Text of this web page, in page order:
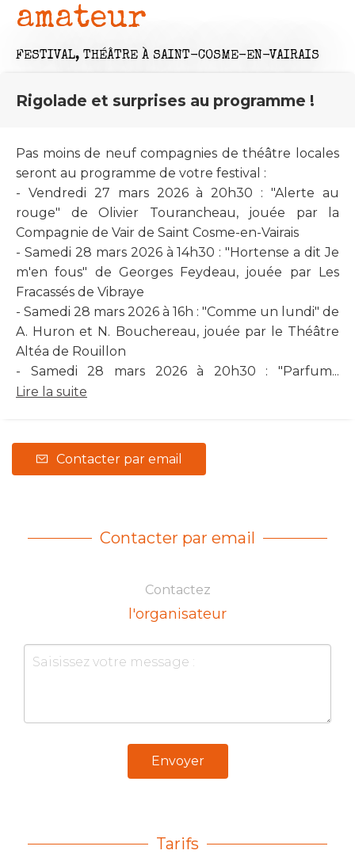
amateur
FESTIVAL, THÉÂTRE À SAINT-COSME-EN-VAIRAIS
Rigolade et surprises au programme !
Pas moins de neuf compagnies de théâtre locales
seront au programme de votre festival :
- Vendredi 27 mars 2026 à 20h30 : "Alerte au
rouge" de Olivier Tourancheau, jouée par la
Compagnie de Vair de Saint Cosme-en-Vairais
- Samedi 28 mars 2026 à 14h30 : "Hortense a dit Je
m'en fous" de Georges Feydeau, jouée par Les
Fracassés de Vibraye
- Samedi 28 mars 2026 à 16h : "Comme un lundi" de
A. Huron et N. Bouchereau, jouée par le Théâtre
Altéa de Rouillon
- Samedi 28 mars 2026 à 20h30 : "Parfum...
Lire la suite
Contacter par email
Contacter par email
Contactez
l'organisateur
Envoyer
Tarifs